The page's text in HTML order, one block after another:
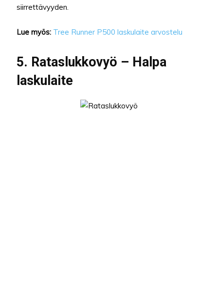
siirrettävyyden.
Lue myös: Tree Runner P500 laskulaite arvostelu
5. Rataslukkovyö – Halpa
laskulaite